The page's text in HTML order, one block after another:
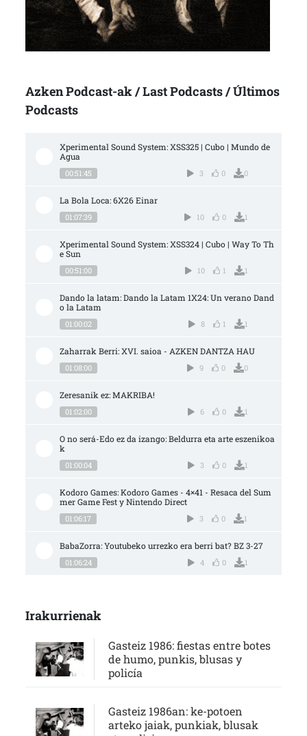
Azken Podcast-ak / Last Podcasts / Últimos
Podcasts
Xperimental Sound System: XSS325 | Cubo | Mundo de
Agua
00:51:45 3 0 0
La Bola Loca: 6X26 Einar
01:07:39 10 0 1
Xperimental Sound System: XSS324 | Cubo | Way To Th
e Sun
00:51:00 10 1 1
Dando la latam: Dando la Latam 1X24: Un verano Dand
o la Latam
01:00:02 8 1 1
Zaharrak Berri: XVI. saioa - AZKEN DANTZA HAU
01:08:00 9 0 0
Zeresanik ez: MAKRIBA!
01:02:00 6 0 1
O no será-Edo ez da izango: Beldurra eta arte eszenikoa
k
01:00:04 3 0 1
Kodoro Games: Kodoro Games - 4×41 - Resaca del Sum
mer Game Fest y Nintendo Direct
01:06:17 3 0 1
BabaZorra: Youtubeko urrezko era berri bat? BZ 3-27
01:06:24 4 0 1
Irakurrienak
Gasteiz 1986: fiestas entre botes
de humo, punkis, blusas y
policía
Gasteiz 1986an: ke-potoen
arteko jaiak, punkiak, blusak